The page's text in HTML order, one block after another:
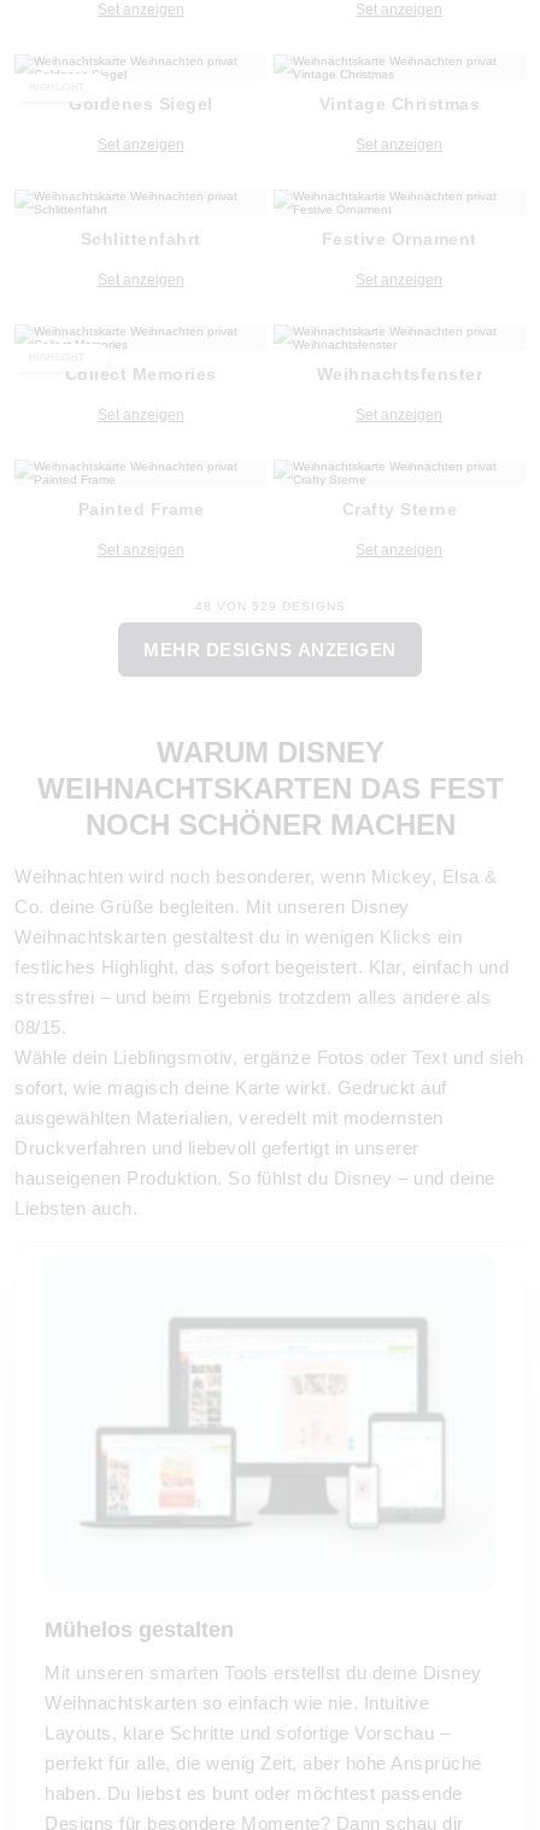
Set anzeigen Set anzeigen
Goldenes Siegel
Set anzeigen
Vintage Christmas
Set anzeigen
Schlittenfahrt
Set anzeigen
Festive Ornament
Set anzeigen
Collect Memories
Set anzeigen
Weihnachtsfenster
Set anzeigen
Painted Frame
Set anzeigen
Crafty Sterne
Set anzeigen
48 VON 529 DESIGNS
MEHR DESIGNS ANZEIGEN
WARUM DISNEY
WEIHNACHTSKARTEN DAS FEST
NOCH SCHÖNER MACHEN
Weihnachten wird noch besonderer, wenn Mickey, Elsa &
Co. deine Grüße begleiten. Mit unseren Disney
Weihnachtskarten gestaltest du in wenigen Klicks ein
festliches Highlight, das sofort begeistert. Klar, einfach und
stressfrei – und beim Ergebnis trotzdem alles andere als
08/15.
Wähle dein Lieblingsmotiv, ergänze Fotos oder Text und sieh
sofort, wie magisch deine Karte wirkt. Gedruckt auf
ausgewählten Materialien, veredelt mit modernsten
Druckverfahren und liebevoll gefertigt in unserer
hauseigenen Produktion. So fühlst du Disney – und deine
Liebsten auch.
Mühelos gestalten
Mit unseren smarten Tools erstellst du deine Disney
Weihnachtskarten so einfach wie nie. Intuitive
Layouts, klare Schritte und sofortige Vorschau –
perfekt für alle, die wenig Zeit, aber hohe Ansprüche
haben. Du liebst es bunt oder möchtest passende
Designs für besondere Momente? Dann schau dir